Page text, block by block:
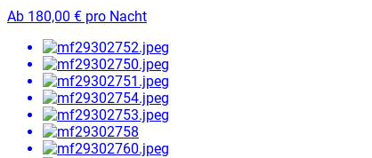
Ab 180,00 € pro Nacht